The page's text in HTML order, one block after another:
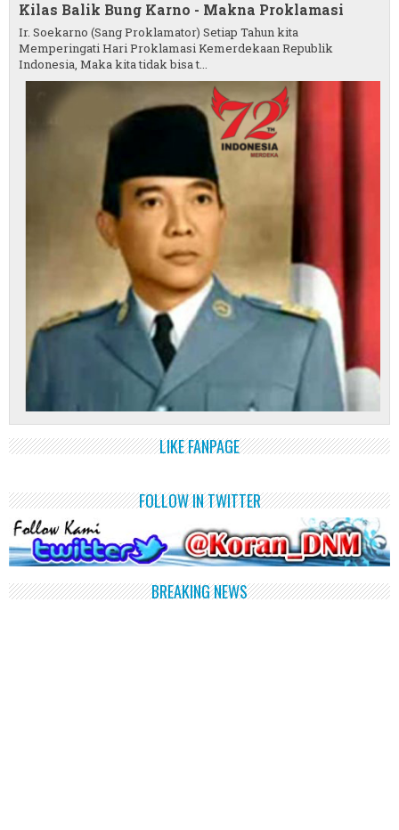
Kilas Balik Bung Karno - Makna Proklamasi
Ir. Soekarno (Sang Proklamator) Setiap Tahun kita
Memperingati Hari Proklamasi Kemerdekaan Republik
Indonesia, Maka kita tidak bisa t...
LIKE FANPAGE
FOLLOW IN TWITTER
BREAKING NEWS